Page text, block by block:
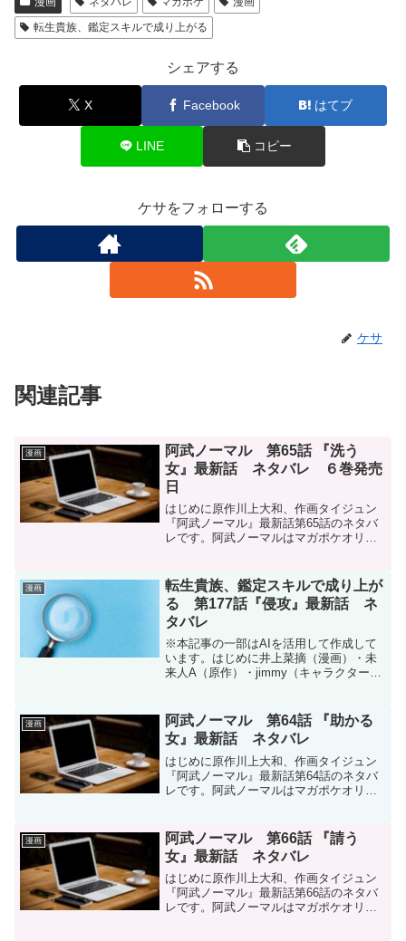
転生貴族、鑑定スキルで成り上がる
シェアする
X Facebook はてブ
LINE コピー
ケサをフォローする
ケサ
関連記事
漫画
阿武ノーマル 第65話 『洗う
女』最新話 ネタバレ ６巻発売
日
はじめに原作川上大和、作画タイジュン
『阿武ノーマル』最新話第65話のネタバ
レです。阿武ノーマルはマガポケオリジ
原作/川上大和 作画/タイジュン / 【第65
話】...
漫画
転生貴族、鑑定スキルで成り上が
る 第177話『侵攻』最新話 ネ
タバレ
※本記事の一部はAIを活用して作成して
います。はじめに井上菜摘（漫画）・未
来人A（原作）・jimmy（キャラクター原
人材を増やしていたら、最強領地になっ
てた〜』第17...
漫画
阿武ノーマル 第64話 『助かる
女』最新話 ネタバレ
はじめに原作川上大和、作画タイジュン
『阿武ノーマル』最新話第64話のネタバ
レです。阿武ノーマルはマガポケオリジ
原作/川上大和 作画/タイジュン / 【第64
話】助...
漫画
阿武ノーマル 第66話 『請う
女』最新話 ネタバレ
はじめに原作川上大和、作画タイジュン
『阿武ノーマル』最新話第66話のネタバ
レです。阿武ノーマルはマガポケオリジ